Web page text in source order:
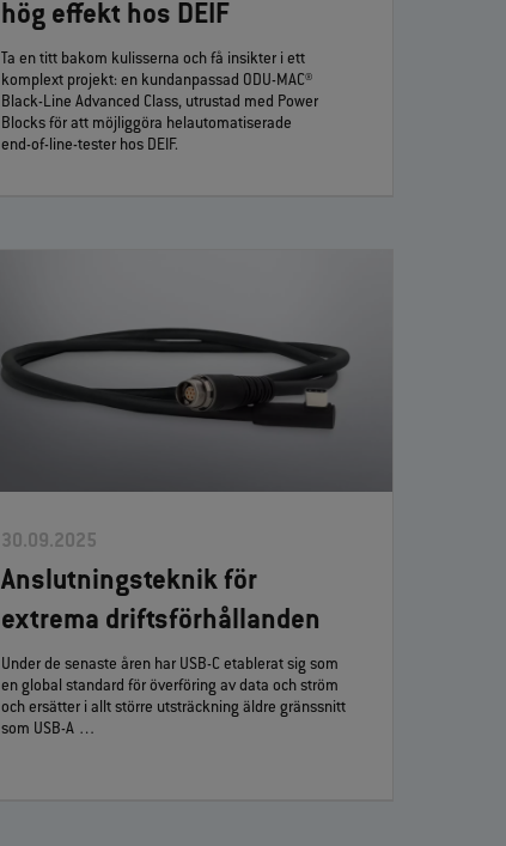
hög effekt hos DEIF
Ta en titt bakom kulisserna och få insikter i ett
komplext projekt: en kundanpassad ODU‑MAC®
Black‑Line Advanced Class, utrustad med Power
Blocks för att möjliggöra helautomatiserade
end‑of‑line‑tester hos DEIF.
30.09.2025
Anslutningsteknik för
extrema driftsförhållanden
Under de senaste åren har USB‑C etablerat sig som
en global standard för överföring av data och ström
och ersätter i allt större utsträckning äldre gränssnitt
som USB‑A …